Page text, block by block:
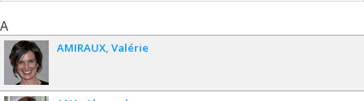
A
AMIRAUX Valérie